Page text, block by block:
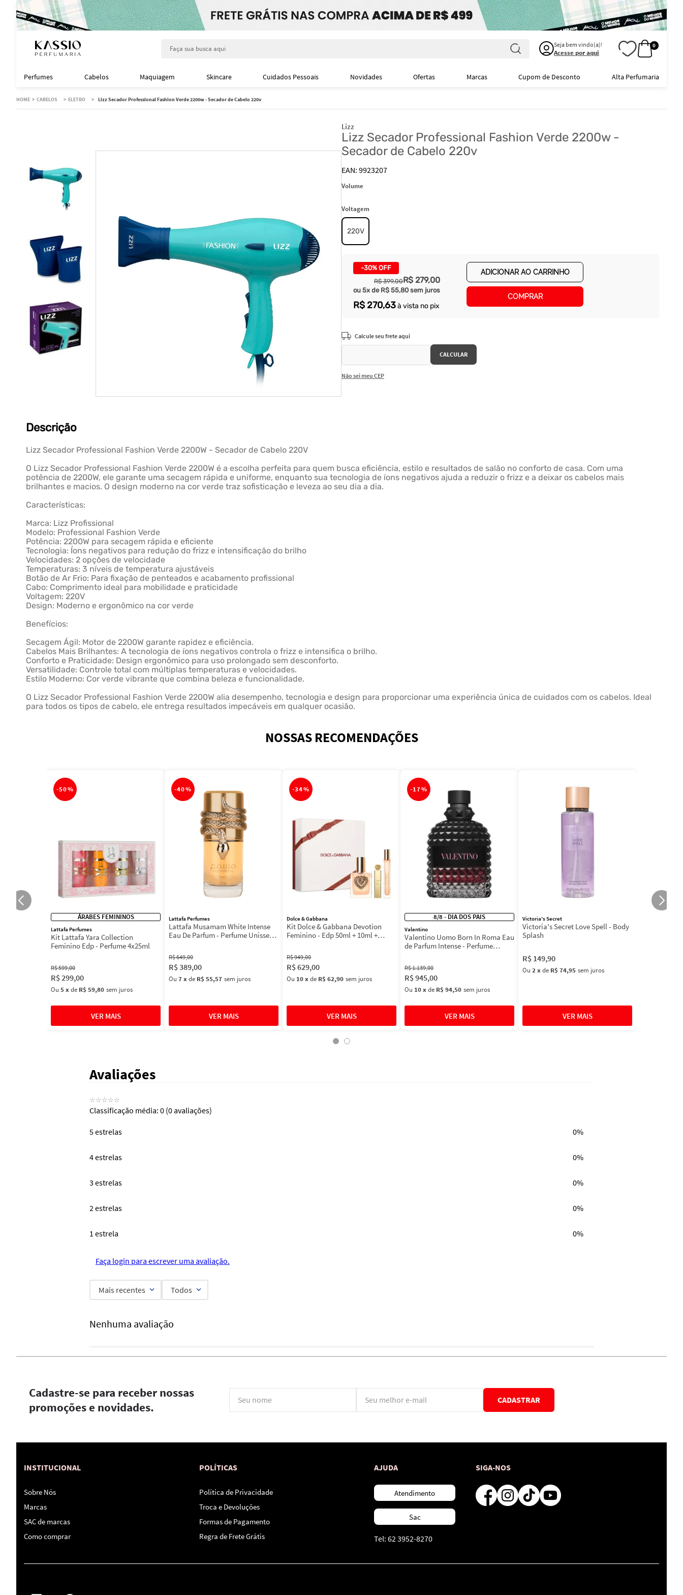
Seja bem vindo(a)!
Acesse por aqui
0
Perfumes Cabelos Maquiagem Skincare Cuidados Pessoais Novidades Ofertas Marcas Cupom de Desconto Alta Perfumaria
CABELOS ELETRO Lizz Secador Professional Fashion Verde 2200w - Secador de Cabelo 220v
Lizz
Lizz Secador Professional Fashion Verde 2200w -
Secador de Cabelo 220v
9923207
Volume
Voltagem
220V
-30% OFF
R$ 279,00
R$ 399,00
ou 5x de R$ 55,80 sem juros
R$ 270,63à vista no pix
ADICIONAR AO CARRINHO
COMPRAR
Não sei meu CEP
Descrição
Lizz Secador Professional Fashion Verde 2200W - Secador de Cabelo 220V
O Lizz Secador Professional Fashion Verde 2200W é a escolha perfeita para quem busca eficiência, estilo e resultados de salão no conforto de casa. Com uma
potência de 2200W, ele garante uma secagem rápida e uniforme, enquanto sua tecnologia de íons negativos ajuda a reduzir o frizz e a deixar os cabelos mais
brilhantes e macios. O design moderno na cor verde traz sofisticação e leveza ao seu dia a dia.
Características:
Marca: Lizz Profissional
Modelo: Professional Fashion Verde
Potência: 2200W para secagem rápida e eficiente
Tecnologia: Íons negativos para redução do frizz e intensificação do brilho
Velocidades: 2 opções de velocidade
Temperaturas: 3 níveis de temperatura ajustáveis
Botão de Ar Frio: Para fixação de penteados e acabamento profissional
Cabo: Comprimento ideal para mobilidade e praticidade
Voltagem: 220V
Design: Moderno e ergonômico na cor verde
Benefícios:
Secagem Ágil: Motor de 2200W garante rapidez e eficiência.
Cabelos Mais Brilhantes: A tecnologia de íons negativos controla o frizz e intensifica o brilho.
Conforto e Praticidade: Design ergonômico para uso prolongado sem desconforto.
Versatilidade: Controle total com múltiplas temperaturas e velocidades.
Estilo Moderno: Cor verde vibrante que combina beleza e funcionalidade.
O Lizz Secador Professional Fashion Verde 2200W alia desempenho, tecnologia e design para proporcionar uma experiência única de cuidados com os cabelos. Ideal
para todos os tipos de cabelo, ele entrega resultados impecáveis em qualquer ocasião.
NOSSAS RECOMENDAÇÕES
-50%
ÁRABES FEMININOS
Lattafa Perfumes
Kit Lattafa Yara Collection
Feminino Edp - Perfume 4x25ml
R$599,00
R$299,00
Ou 5xde R$ 59,80 sem juros
-40%
Lattafa Perfumes
Lattafa Musamam White Intense
Eau De Parfum - Perfume Unissex
R$649,00
R$389,00
Ou 7xde R$ 55,57 sem juros
-34%
Dolce & Gabbana
Kit Dolce & Gabbana Devotion
Feminino - Edp 50ml + 10ml +
R$949,00
R$629,00
Ou 10xde R$ 62,90 sem juros
-17%
8/8 - DIA DOS PAIS
Valentino
Valentino Uomo Born In Roma Eau
de Parfum Intense - Perfume
R$1.139,00
R$945,00
Ou 10xde R$ 94,50 sem juros
Victoria's Secret
Victoria's Secret Love Spell - Body
Splash
R$ 149,90
Ou 2xde R$ 74,95 sem juros
Avaliações
☆☆☆☆☆
Classificação média: 0 (0 avaliações)
5 estrelas 0%
4 estrelas 0%
3 estrelas 0%
2 estrelas 0%
1 estrela 0%
Faça login para escrever uma avaliação.
Mais recentes Todos
Nenhuma avaliação
Cadastre-se para receber nossas
promoções e novidades.
CADASTRAR
INSTITUCIONAL
Sobre Nós
Marcas
SAC de marcas
Como comprar
POLÍTICAS
Política de Privacidade
Troca e Devoluções
Formas de Pagamento
Regra de Frete Grátis
AJUDA
Atendimento
Sac
Tel: 62 3952-8270
SIGA-NOS